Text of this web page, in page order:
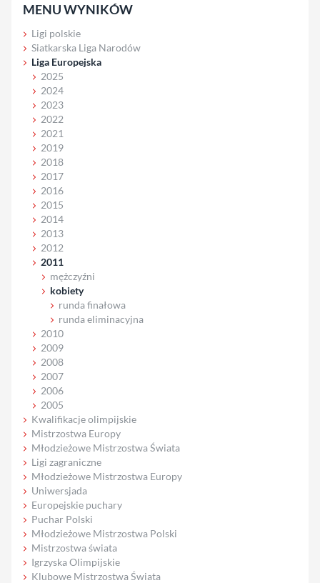
MENU WYNIKÓW
Ligi polskie
Siatkarska Liga Narodów
Liga Europejska
2025
2024
2023
2022
2021
2019
2018
2017
2016
2015
2014
2013
2012
2011
mężczyźni
kobiety
runda finałowa
runda eliminacyjna
2010
2009
2008
2007
2006
2005
Kwalifikacje olimpijskie
Mistrzostwa Europy
Młodzieżowe Mistrzostwa Świata
Ligi zagraniczne
Młodzieżowe Mistrzostwa Europy
Uniwersjada
Europejskie puchary
Puchar Polski
Młodzieżowe Mistrzostwa Polski
Mistrzostwa świata
Igrzyska Olimpijskie
Klubowe Mistrzostwa Świata